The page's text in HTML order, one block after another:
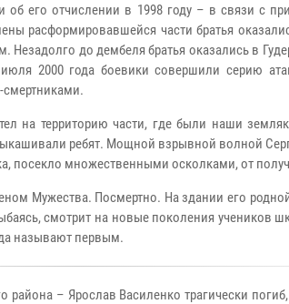
об его отчислении в 1998 году – в связи с
расформировавшейся части братья
до дембеля братья оказались в
2000 года боевики совершили серию
смертниками.
на территорию части, где были наши
ребят. Мощной взрывной волной
посекло множественными осколками, от
Мужества. Посмертно. На здании его
смотрит на новые поколения учеников
называют первым.
– Ярослав Василенко трагически